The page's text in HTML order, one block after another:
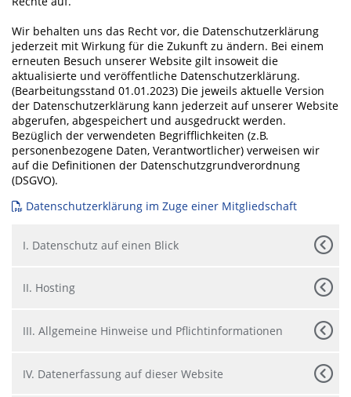
Wir behalten uns das Recht vor, die Datenschutzerklärung
jederzeit mit Wirkung für die Zukunft zu ändern. Bei einem
erneuten Besuch unserer Website gilt insoweit die
aktualisierte und veröffentliche Datenschutzerklärung.
(Bearbeitungsstand 01.01.2023) Die jeweils aktuelle Version
der Datenschutzerklärung kann jederzeit auf unserer Website
abgerufen, abgespeichert und ausgedruckt werden.
Bezüglich der verwendeten Begrifflichkeiten (z.B.
personenbezogene Daten, Verantwortlicher) verweisen wir
auf die Definitionen der Datenschutzgrundverordnung
(DSGVO).
Datenschutzerklärung im Zuge einer Mitgliedschaft
I. Datenschutz auf einen Blick
II. Hosting
III. Allgemeine Hinweise und Pflichtinformationen
IV. Datenerfassung auf dieser Website